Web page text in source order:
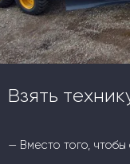
Взять
— Вместо того,